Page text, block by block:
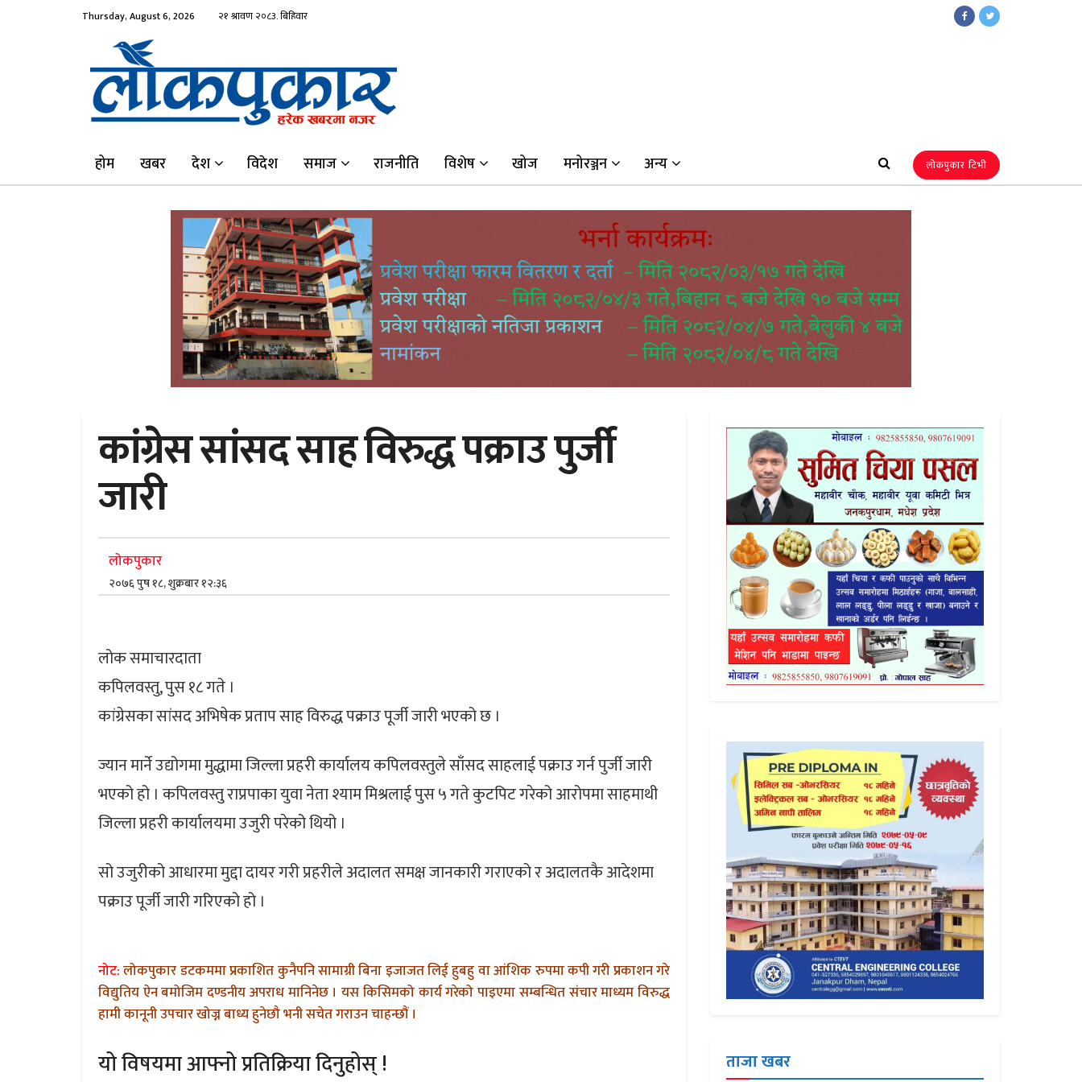
Thursday, August 6, 2026
होम खबर देश विदेश समाज राजनीति विशेष खोज मनोरञ्जन अन्य लोकपुकार टिभी
कांग्रेस सांसद साह विरुद्ध पक्राउ पुर्जी
जारी
लोकपुकार
२०७६ पुष १८, शुक्रबार १२:३६
लोक समाचारदाता
कपिलवस्तु, पुस १८ गते ।
कांग्रेसका सांसद अभिषेक प्रताप साह विरुद्ध पक्राउ पूर्जी जारी भएको छ ।
ज्यान मार्ने उद्योगमा मुद्धामा जिल्ला प्रहरी कार्यालय कपिलवस्तुले साँसद साहलाई पक्राउ गर्न पुर्जी जारी
भएको हो । कपिलवस्तु राप्रपाका युवा नेता श्याम मिश्रलाई पुस ५ गते कुटपिट गरेको आरोपमा साहमाथी
जिल्ला प्रहरी कार्यालयमा उजुरी परेको थियो ।
सो उजुरीको आधारमा मुद्दा दायर गरी प्रहरीले अदालत समक्ष जानकारी गराएको र अदालतकै आदेशमा
पक्राउ पूर्जी जारी गरिएको हो ।
नोट:लोकपुकार डटकममा प्रकाशित कुनैपनि सामाग्री बिना इजाजत लिई हुबहु वा आंशिक रुपमा कपी गरी प्रकाशन गरे
विद्युतिय ऐन बमोजिम दण्डनीय अपराध मानिनेछ । यस किसिमको कार्य गरेको पाइएमा सम्बन्धित संचार माध्यम विरुद्ध
हामी कानूनी उपचार खोज्न बाध्य हुनेछौ भनी सचेत गराउन चाहन्छौं ।
यो विषयमा आफ्नो प्रतिक्रिया दिनुहोस् ! ताजा खबर